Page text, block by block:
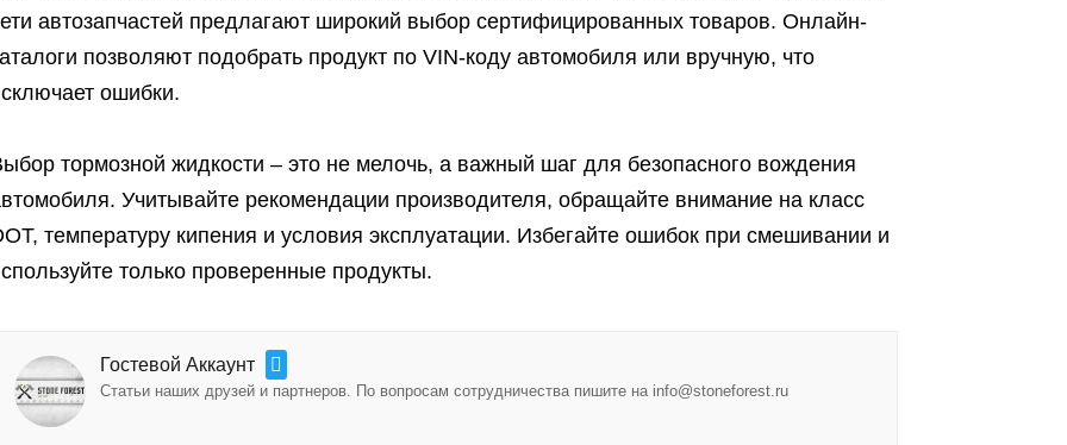
автозапчастей предлагают широкий выбор сертифицированных товаров. Онлайн-
позволяют подобрать продукт по VIN-коду автомобиля или вручную, что
ошибки.
тормозной жидкости – это не мелочь, а важный шаг для безопасного вождения
Учитывайте рекомендации производителя, обращайте внимание на класс
температуру кипения и условия эксплуатации. Избегайте ошибок при смешивании и
только проверенные продукты.
Гостевой Аккаунт
Статьи наших друзей и партнеров. По вопросам сотрудничества пишите на info@stoneforest.ru